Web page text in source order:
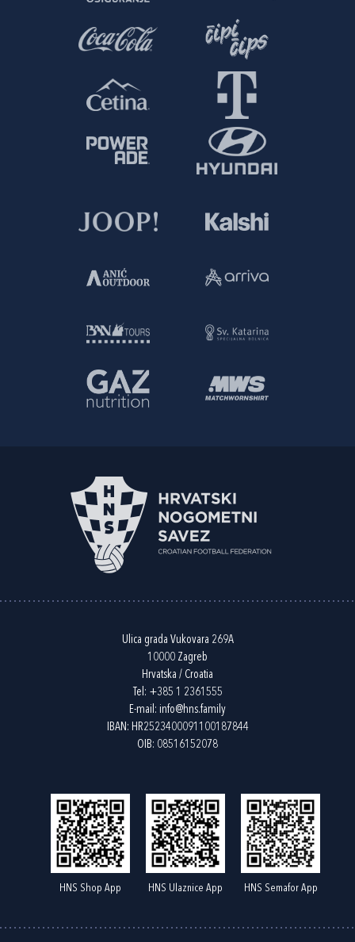
Ulica grada Vukovara 269A
10000 Zagreb
Hrvatska / Croatia
Tel: +385 1 2361555
E-mail: info@hns.family
IBAN: HR2523400091100187844
OIB: 08516152078
HNS Shop App HNS Ulaznice App HNS Semafor App